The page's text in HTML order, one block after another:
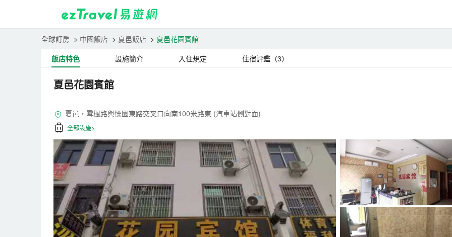
全球訂房 > 中國飯店 > 夏邑飯店 > 夏邑花園賓館
飯店特色
設施簡介 入住規定 住宿評鑑（3）
夏邑花園賓館
夏邑，雪楓路與慄園東路交叉口向南100米路東 (汽車站側對面)
全部設施>